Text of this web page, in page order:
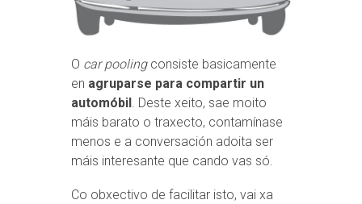
O car poolingconsiste basicamente
en agruparse para compartir un
automóbil . Deste xeito, sae moito
máis barato o traxecto, contamínase
menos e a conversación adoita ser
máis interesante que cando vas só.
Co obxectivo de facilitar isto, vai xa